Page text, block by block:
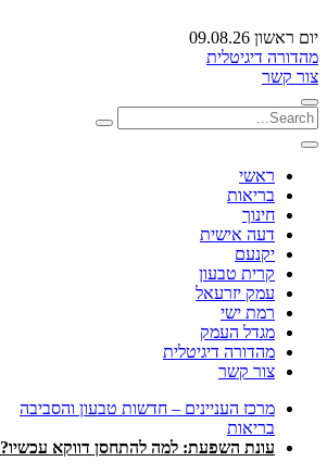
יום ראשון 09.08.26
מהדורה דיגיטלית
צור קשר
ראשי
בריאות
חינוך
דעה אישית
יקנעם
קרית טבעון
עמק יזרעאל
רמת ישי
מגדל העמק
מהדורה דיגיטלית
צור קשר
מרכז העניינים – חדשות טבעון והסביבה
בריאות
עונת השפעת: למה להתחסן דווקא עכשיו?